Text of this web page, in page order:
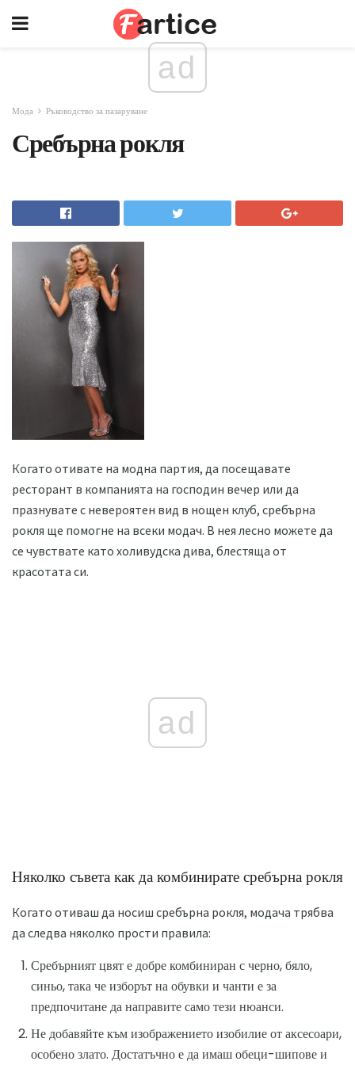
ad
Мода Ръководство за пазаруване
Сребърна рокля
Когато отивате на модна партия, да посещавате
ресторант в компанията на господин вечер или да
празнувате с невероятен вид в нощен клуб, сребърна
рокля ще помогне на всеки модач. В нея лесно можете да
се чувствате като холивудска дива, блестяща от
красотата си.
ad
Няколко съвета как да комбинирате сребърна рокля
Когато отиваш да носиш сребърна рокля, модача трябва
да следва няколко прости правила:
Сребърният цвят е добре комбиниран с черно, бяло,
синьо, така че изборът на обувки и чанти е за
предпочитане да направите само тези нюанси.
Не добавяйте към изображението изобилие от аксесоари,
особено злато. Достатъчно е да имаш обеци-шипове и